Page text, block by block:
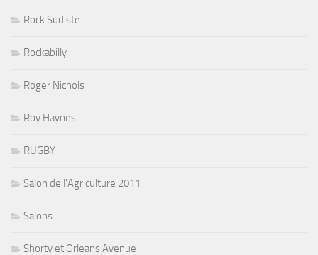
Rock Sudiste
Rockabilly
Roger Nichols
Roy Haynes
RUGBY
Salon de l'Agriculture 2011
Salons
Shorty et Orleans Avenue